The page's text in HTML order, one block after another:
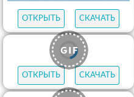
ОТКРЫТЬ СКАЧАТЬ